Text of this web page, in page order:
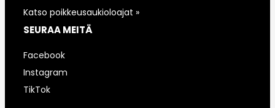
Katso poikkeusaukioloajat »
SEURAA MEITÄ
Facebook
Instagram
TikTok